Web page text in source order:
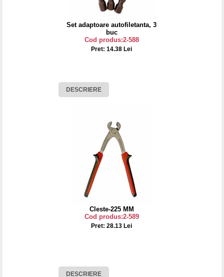
Set adaptoare autofiletanta, 3
buc
Cod produs:2-588
Pret: 14.38 Lei
DESCRIERE
Cleste-225 MM
Cod produs:2-589
Pret: 28.13 Lei
DESCRIERE